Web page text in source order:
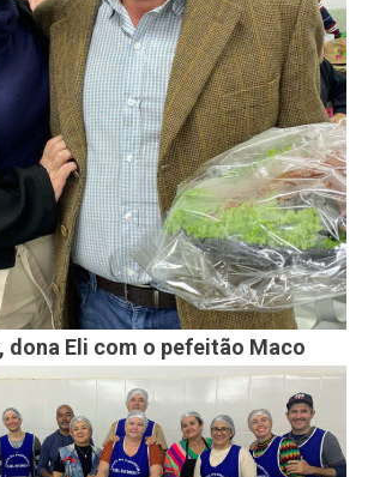
dona Eli com o pefeitão Maco